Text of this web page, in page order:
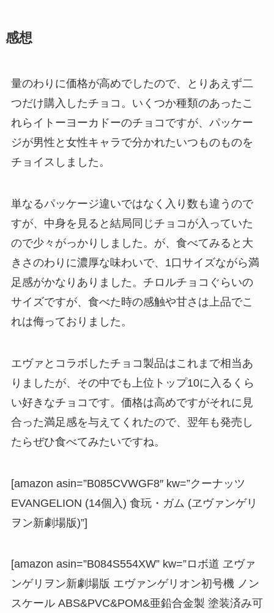
感想
量のわりに価格が高めでしたので、とりあえず二
つだけ購入したチョコ。いくつか種類のあったこ
れらイトーヨーカドーのチョコですが、パッケー
ジが男性と女性キャラで分かれたいつものものを
チョイスしました。
単なるパッケージ違いではなく入り数も違うので
すが、中身を見ると結局同じチョコが入っていた
ので少々がっかりしました。が、食べてみると大
きさのわりに濃厚な味わいで、1口サイズながら満
足感がかなりありました。チロルチョコぐらいの
サイズですが、食べた時の感触や甘さは上品でこ
れは侮っておりました。
エヴァとコラボしたチョコ製品はこれまで相当あ
りましたが、その中でも上位トップ10に入るくら
い好きなチョコです。価格は高めですがそれに見
合った満足感を与えてくれたので、翌年も発売し
たらぜひ食べてみたいですね。
[amazon asin=”B085CVWGF8″ kw=”クーナッツ
EVANGELION (14個入) 食玩・ガム (ヱヴァンゲリ
ヲン新劇場版)”]
[amazon asin=”B084S554XW” kw=”ロボ道 ヱヴァ
ンゲリヲン新劇場版 エヴァンゲリオン初号機 ノン
スケール ABS&PVC&POM&亜鉛合金製 塗装済み可